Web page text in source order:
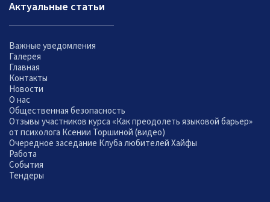
Актуальные статьи
Важные уведомления
Галерея
Главная
Контакты
Новости
О нас
Общественная безопасность
Отзывы участников курса «Как преодолеть языковой барьер»
от психолога Ксении Торшиной (видео)
Очередное заседание Клуба любителей Хайфы
Работа
События
Тендеры